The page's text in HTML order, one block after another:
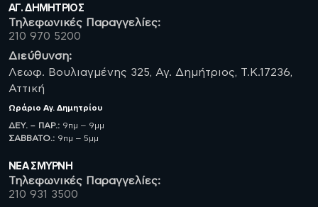
ΑΓ. ΔΗΜΗΤΡΙΟΣ
Τηλεφωνικές Παραγγελίες:
210 970 5200
Διεύθυνση:
Λεωφ. Βουλιαγμένης 325, Αγ. Δημήτριος, Τ.Κ.17236,
Αττική
Ωράριο Αγ. Δημητρίου
ΔΕΥ. – ΠΑΡ.: 9πμ – 9μμ
ΣΑΒBATO.: 9πμ – 5μμ
ΝΈΑ ΣΜΥΡΝΗ
Τηλεφωνικές Παραγγελίες:
210 931 3500